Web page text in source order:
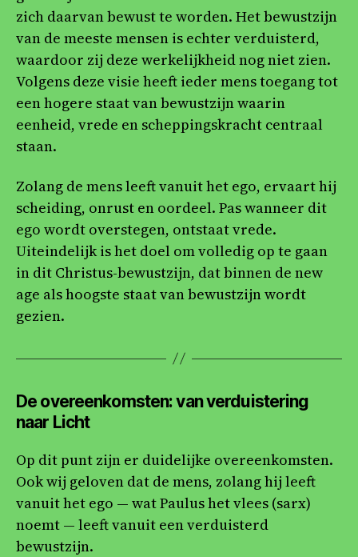
zich daarvan bewust te worden. Het bewustzijn
van de meeste mensen is echter verduisterd,
waardoor zij deze werkelijkheid nog niet zien.
Volgens deze visie heeft ieder mens toegang tot
een hogere staat van bewustzijn waarin
eenheid, vrede en scheppingskracht centraal
staan.
Zolang de mens leeft vanuit het ego, ervaart hij
scheiding, onrust en oordeel. Pas wanneer dit
ego wordt overstegen, ontstaat vrede.
Uiteindelijk is het doel om volledig op te gaan
in dit Christus-bewustzijn, dat binnen de new
age als hoogste staat van bewustzijn wordt
gezien.
De overeenkomsten: van verduistering
naar Licht
Op dit punt zijn er duidelijke overeenkomsten.
Ook wij geloven dat de mens, zolang hij leeft
vanuit het ego — wat Paulus het vlees (sarx)
noemt — leeft vanuit een verduisterd
bewustzijn.